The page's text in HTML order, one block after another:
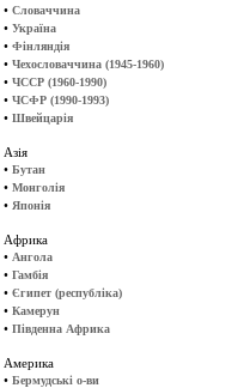
• Словаччина
• Україна
• Фінляндія
• Чехословаччина (1945-1960)
• ЧССР (1960-1990)
• ЧСФР (1990-1993)
• Швейцарія
Азія
• Бутан
• Монголія
• Японія
Африка
• Ангола
• Гамбія
• Єгипет (республіка)
• Камерун
• Південна Африка
Америка
• Бермудські о-ви